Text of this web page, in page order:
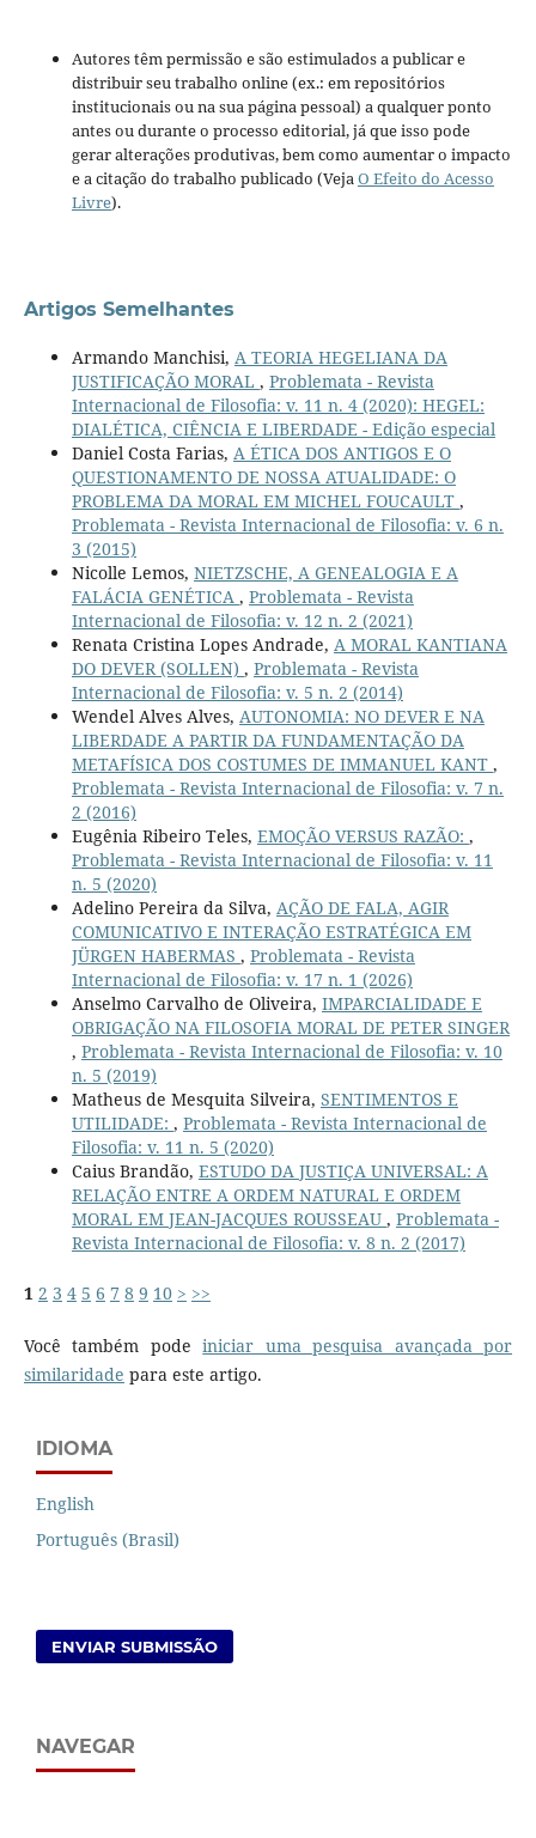
Autores têm permissão e são estimulados a publicar e
distribuir seu trabalho online (ex.: em repositórios
institucionais ou na sua página pessoal) a qualquer ponto
antes ou durante o processo editorial, já que isso pode
gerar alterações produtivas, bem como aumentar o impacto
e a citação do trabalho publicado (VejaO Efeito do Acesso
Livre).
Artigos Semelhantes
Armando Manchisi, A TEORIA HEGELIANA DA
JUSTIFICAÇÃO MORAL , Problemata - Revista
Internacional de Filosofia: v. 11 n. 4 (2020): HEGEL:
DIALÉTICA, CIÊNCIA E LIBERDADE - Edição especial
Daniel Costa Farias, A ÉTICA DOS ANTIGOS E O
QUESTIONAMENTO DE NOSSA ATUALIDADE: O
PROBLEMA DA MORAL EM MICHEL FOUCAULT ,
Problemata - Revista Internacional de Filosofia: v. 6 n.
3 (2015)
Nicolle Lemos, NIETZSCHE, A GENEALOGIA E A
FALÁCIA GENÉTICA , Problemata - Revista
Internacional de Filosofia: v. 12 n. 2 (2021)
Renata Cristina Lopes Andrade, A MORAL KANTIANA
DO DEVER (SOLLEN) , Problemata - Revista
Internacional de Filosofia: v. 5 n. 2 (2014)
Wendel Alves Alves, AUTONOMIA: NO DEVER E NA
LIBERDADE A PARTIR DA FUNDAMENTAÇÃO DA
METAFÍSICA DOS COSTUMES DE IMMANUEL KANT ,
Problemata - Revista Internacional de Filosofia: v. 7 n.
2 (2016)
Eugênia Ribeiro Teles, EMOÇÃO VERSUS RAZÃO: ,
Problemata - Revista Internacional de Filosofia: v. 11
n. 5 (2020)
Adelino Pereira da Silva, AÇÃO DE FALA, AGIR
COMUNICATIVO E INTERAÇÃO ESTRATÉGICA EM
JÜRGEN HABERMAS , Problemata - Revista
Internacional de Filosofia: v. 17 n. 1 (2026)
Anselmo Carvalho de Oliveira, IMPARCIALIDADE E
OBRIGAÇÃO NA FILOSOFIA MORAL DE PETER SINGER
, Problemata - Revista Internacional de Filosofia: v. 10
n. 5 (2019)
Matheus de Mesquita Silveira, SENTIMENTOS E
UTILIDADE: , Problemata - Revista Internacional de
Filosofia: v. 11 n. 5 (2020)
Caius Brandão, ESTUDO DA JUSTIÇA UNIVERSAL: A
RELAÇÃO ENTRE A ORDEM NATURAL E ORDEM
MORAL EM JEAN-JACQUES ROUSSEAU , Problemata -
Revista Internacional de Filosofia: v. 8 n. 2 (2017)
1 2 3 4 5 6 7 8 9 10 > >>
Você também podeiniciar uma pesquisa avançada por
similaridade para este artigo.
IDIOMA
English
Português (Brasil)
ENVIAR SUBMISSÃO
NAVEGAR